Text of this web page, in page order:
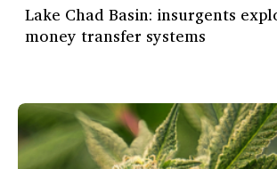
Lake Chad Basin: insurgents
money transfer systems